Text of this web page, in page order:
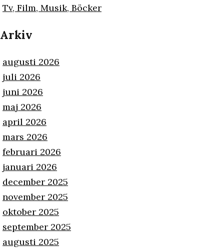
Tv, Film, Musik, Böcker
Arkiv
augusti 2026
juli 2026
juni 2026
maj 2026
april 2026
mars 2026
februari 2026
januari 2026
december 2025
november 2025
oktober 2025
september 2025
augusti 2025